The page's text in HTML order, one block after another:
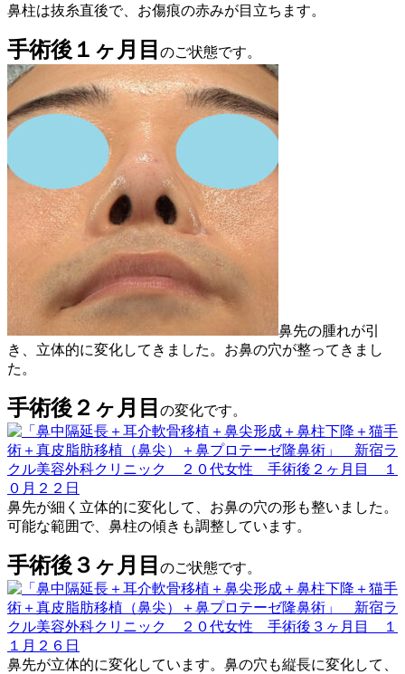
鼻柱は抜糸直後で、お傷痕の赤みが目立ちます。
手術後１ヶ月目 のご状態です。
鼻先の腫れが引
き、立体的に変化してきました。お鼻の穴が整ってきまし
た。
手術後２ヶ月目 の変化です。
鼻先が細く立体的に変化して、お鼻の穴の形も整いました。
可能な範囲で、鼻柱の傾きも調整しています。
手術後３ヶ月目 のご状態です。
鼻先が立体的に変化しています。鼻の穴も縦長に変化して、